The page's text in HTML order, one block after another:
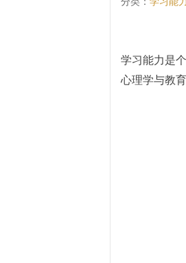
学习能力是
心理学与教